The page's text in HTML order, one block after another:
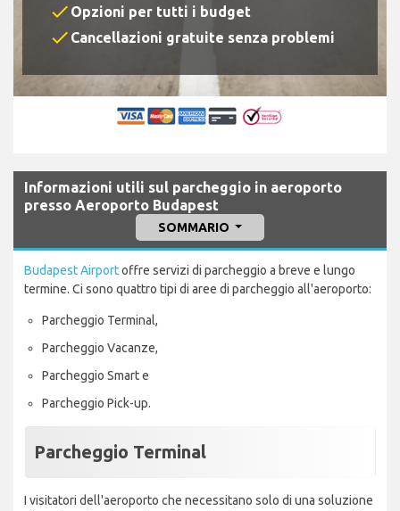
check Opzioni per tutti i budget
check Cancellazioni gratuite senza problemi
Informazioni utili sul parcheggio in aeroporto
presso Aeroporto Budapest
SOMMARIO
Budapest Airportoffre servizi di parcheggio a breve e lungo
termine. Ci sono quattro tipi di aree di parcheggio all'aeroporto:
Parcheggio Terminal,
Parcheggio Vacanze,
Parcheggio Smart e
Parcheggio Pick-up.
Parcheggio Terminal
I visitatori dell'aeroporto che necessitano solo di una soluzione